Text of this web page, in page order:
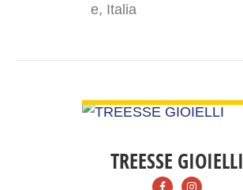
e, Italia
TREESSE GIOIELLI